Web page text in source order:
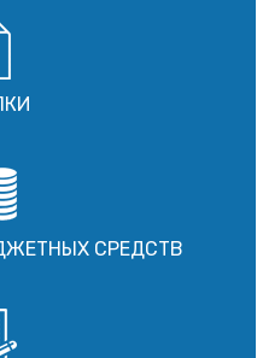
СРЕДСТВ